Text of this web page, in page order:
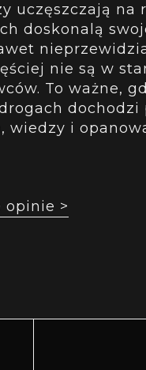
uczęszczają na
doskonalą
nie są w
To ważne,
dochodzi
wiedzy i
opinie >